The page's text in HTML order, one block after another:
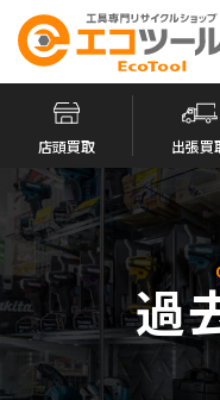
店頭買取 出張買
過